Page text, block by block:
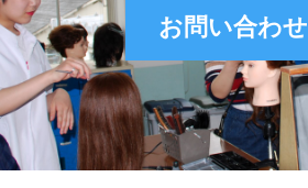
お問い合わせ